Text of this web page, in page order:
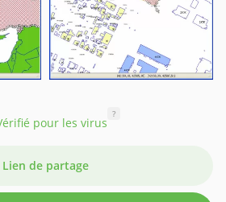
pour les virus
?
Lien de partage